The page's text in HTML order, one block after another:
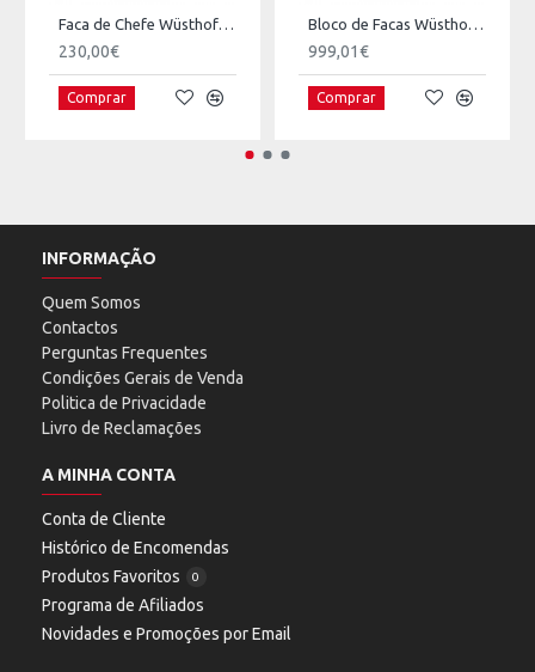
Faca de Chefe Wüsthof Performer
230,00€
Comprar
Bloco de Facas Wüsthof Performer
999,01€
Comprar
INFORMAÇÃO
Quem Somos
Contactos
Perguntas Frequentes
Condições Gerais de Venda
Politica de Privacidade
Livro de Reclamações
A MINHA CONTA
Conta de Cliente
Histórico de Encomendas
Produtos Favoritos
0
Programa de Afiliados
Novidades e Promoções por Email